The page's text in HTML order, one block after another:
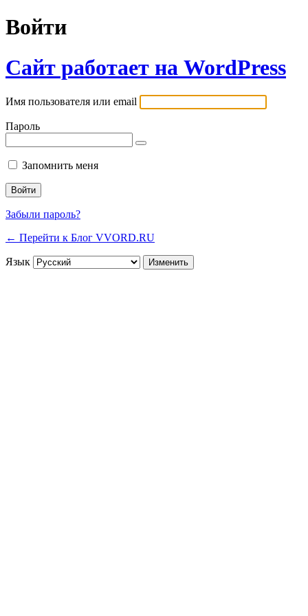
Войти
Сайт работает на WordPress
Имя пользователя или email
Пароль
Запомнить меня
Забыли пароль?
← Перейти к Блог VVORD.RU
Язык